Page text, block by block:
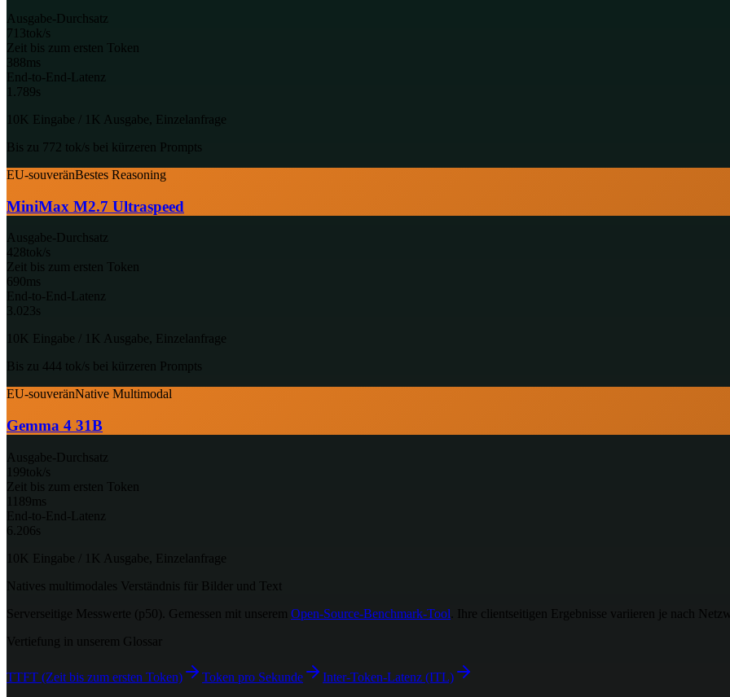
Ausgabe-Durchsatz
713tok/s
Zeit bis zum ersten Token
388ms
End-to-End-Latenz
1.789s
10K Eingabe / 1K Ausgabe, Einzelanfrage
Bis zu 772 tok/s bei kürzeren Prompts
EU-souveränBestes Reasoning
MiniMax M2.7 Ultraspeed
Ausgabe-Durchsatz
428tok/s
Zeit bis zum ersten Token
690ms
End-to-End-Latenz
3.023s
10K Eingabe / 1K Ausgabe, Einzelanfrage
Bis zu 444 tok/s bei kürzeren Prompts
EU-souveränNative Multimodal
Gemma 4 31B
Ausgabe-Durchsatz
199tok/s
Zeit bis zum ersten Token
1189ms
End-to-End-Latenz
6.206s
10K Eingabe / 1K Ausgabe, Einzelanfrage
Natives multimodales Verständnis für Bilder und Text
Serverseitige Messwerte (p50). Gemessen mit unserem Open-Source-Benchmark-Tool
Ihre clientseitigen Ergebnisse variieren je nach
Vertiefung in unserem Glossar
TTFT (Zeit bis zum ersten Token) Token pro Sekunde Inter-Token-Latenz (ITL)